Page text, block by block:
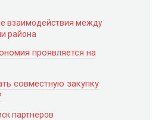
взаимодействия между
района
проявляется на
совместную закупку
партнеров